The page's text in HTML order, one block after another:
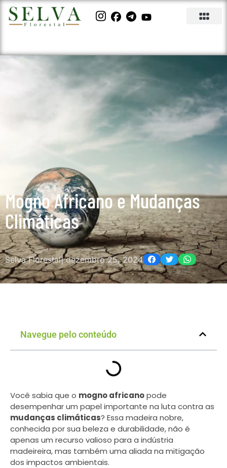
Mogno Africano e Mudanças
Climáticas
Selva Florestal| dezembro 25, 2024
Navegue pelo conteúdo
Você sabia que o mogno africanopode
desempenhar um papel importante na luta contra as
mudanças climáticas? Essa madeira nobre,
conhecida por sua beleza e durabilidade, não é
apenas um recurso valioso para a indústria
madeireira, mas também uma aliada na mitigação
dos impactos ambientais.